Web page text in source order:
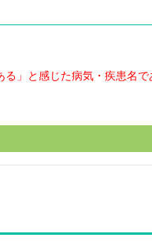
」と感じた病気・疾患名